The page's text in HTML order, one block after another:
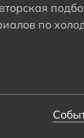
по